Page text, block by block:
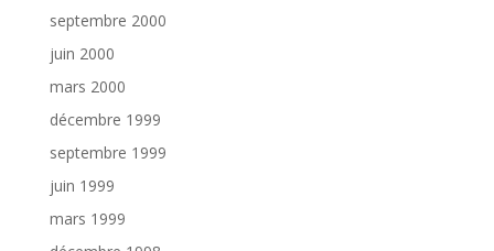
septembre 2000
juin 2000
mars 2000
décembre 1999
septembre 1999
juin 1999
mars 1999